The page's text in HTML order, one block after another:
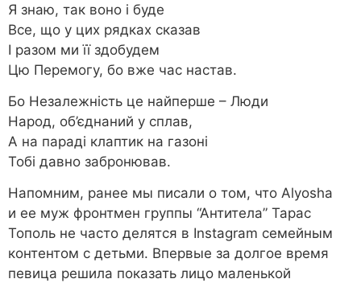
Я знаю, так воно і буде
Все, що у цих рядках сказав
І разом ми її здобудем
Цю Перемогу, бо вже час настав.
Бо Незалежність це найперше – Люди
Народ, об’єднаний у сплав,
А на параді клаптик на газоні
Тобі давно забронював.
Напомним, ранее мы писали о том, что Alyosha
и ее муж фронтмен группы “Антитела” Тарас
Тополь не часто делятся в Instagram семейным
контентом с детьми. Впервые за долгое время
певица решила показать лицо маленькой